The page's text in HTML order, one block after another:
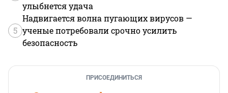
улыбнется удача
5
Надвигается волна пугающих вирусов —
ученые потребовали срочно усилить
безопасность
ПРИСОЕДИНИТЬСЯ